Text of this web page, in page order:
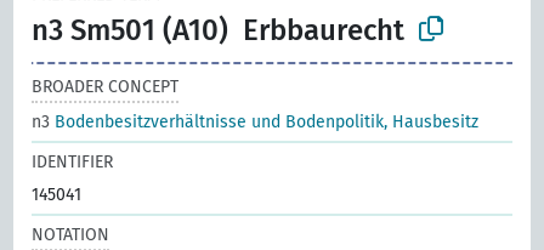
n3 Sm501 (A10) Erbbaurecht
BROADER CONCEPT
n3 Bodenbesitzverhältnisse und Bodenpolitik, Hausbesitz
IDENTIFIER
145041
NOTATION